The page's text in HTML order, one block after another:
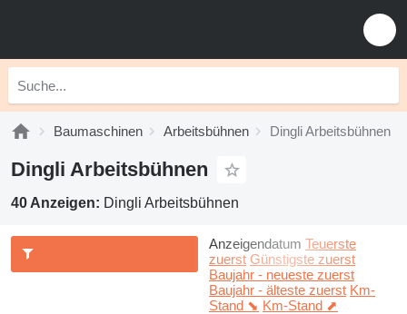
Baumaschinen Arbeitsbühnen Dingli Arbeitsbühnen
Dingli Arbeitsbühnen
40 Anzeigen: Dingli Arbeitsbühnen
Anzeigendatum Teuerste
zuerst Günstigste zuerst
Baujahr - neueste zuerst
Baujahr - älteste zuerst Km-
Stand ⬊ Km-Stand ⬈